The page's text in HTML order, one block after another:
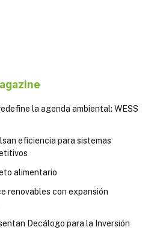
la agenda ambiental: WESS
eficiencia para sistemas
alimentario
renovables con expansión
Decálogo para la Inversión